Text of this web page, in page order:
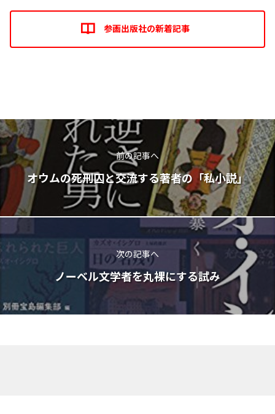
参画出版社の新着記事
前の記事へ
オウムの死刑囚と交流する著者の「私小説」
次の記事へ
ノーベル文学者を丸裸にする試み